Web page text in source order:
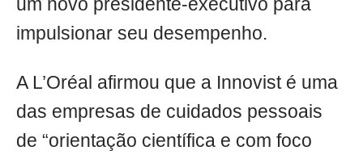
um novo presidente-executivo para
impulsionar seu desempenho.
A L’Oréal afirmou que a Innovist é uma
das empresas de cuidados pessoais
de “orientação científica e com foco